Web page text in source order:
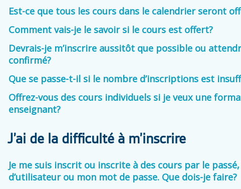
Est-ce que tous les cours dans le calendrier seront
Comment vais-je le savoir si le cours est offert?
Devrais-je m’inscrire aussitôt que possible ou
confirmé?
Que se passe-t-il si le nombre d’inscriptions est
Offrez-vous des cours individuels si je veux une
enseignant?
J’ai de la difficulté à m’inscrire
Je me suis inscrit ou inscrite à des cours par le
d’utilisateur ou mon mot de passe. Que dois-je faire?